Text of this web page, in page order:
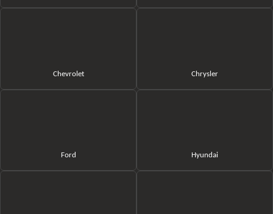
Chevrolet Chrysler
Ford Hyundai